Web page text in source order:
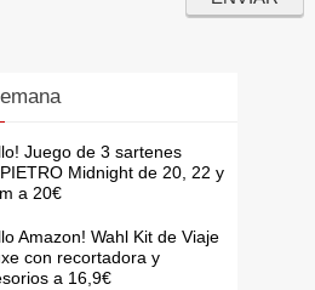
Juego de 3 sartenes
Midnight de 20, 22 y
a 20€
Amazon! Wahl Kit de Viaje
con recortadora y
a 16,9€